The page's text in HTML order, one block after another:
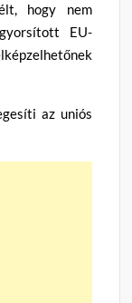
hogy nem
EU-
az uniós